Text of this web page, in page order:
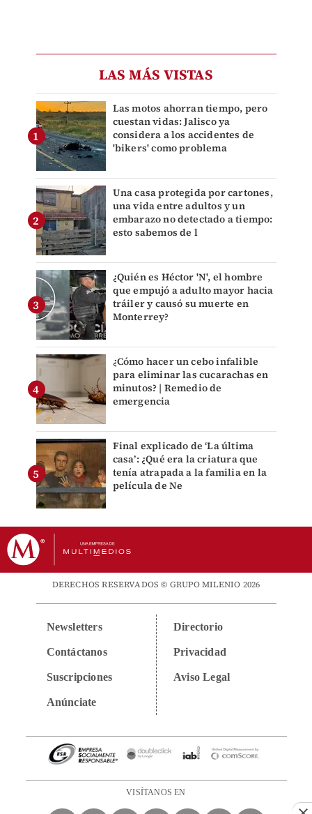
LAS MÁS VISTAS
Las motos ahorran tiempo, pero
cuestan vidas: Jalisco ya
considera a los accidentes de
'bikers' como problema
Una casa protegida por cartones,
una vida entre adultos y un
embarazo no detectado a tiempo:
esto sabemos de l
¿Quién es Héctor 'N', el hombre
que empujó a adulto mayor hacia
tráiler y causó su muerte en
Monterrey?
¿Cómo hacer un cebo infalible
para eliminar las cucarachas en
minutos? | Remedio de
emergencia
Final explicado de ‘La última
casa’: ¿Qué era la criatura que
tenía atrapada a la familia en la
película de Ne
DERECHOS RESERVADOS © GRUPO MILENIO 2026
Newsletters
Contáctanos
Suscripciones
Anúnciate
Directorio
Privacidad
Aviso Legal
VISÍTANOS EN